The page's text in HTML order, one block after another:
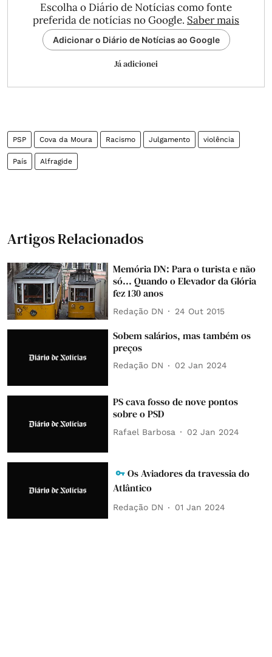
Escolha o Diário de Notícias como fonte
preferida de notícias no Google. Saber mais
Adicionar o Diário de Notícias ao Google
Já adicionei
PSP Cova da Moura Racismo Julgamento violência
País Alfragide
Artigos Relacionados
Memória DN: Para o turista e não
só... Quando o Elevador da Glória
fez 130 anos
Redação DN 24 Out 2015
Sobem salários, mas também os
preços
Redação DN 02 Jan 2024
PS cava fosso de nove pontos
sobre o PSD
Rafael Barbosa 02 Jan 2024
Os Aviadores da travessia do
Atlântico
Redação DN 01 Jan 2024